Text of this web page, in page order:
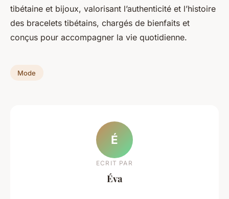
tibétaine et bijoux, valorisant l’authenticité et l’histoire
des bracelets tibétains, chargés de bienfaits et
conçus pour accompagner la vie quotidienne.
Mode
É
ECRIT PAR
Éva